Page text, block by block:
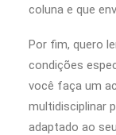
coluna e que
Por fim, quero
condições
você faça um
multidisciplinar
adaptado ao